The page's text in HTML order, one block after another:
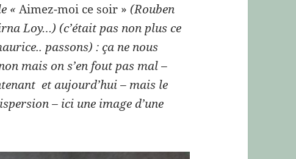
«Aimez-moi ce soir »(Rouben
Loy…) (c’était pas non plus ce
passons) : ça ne nous
mais on s’en fout pas mal –
et aujourd’hui – mais le
– ici une image d’une